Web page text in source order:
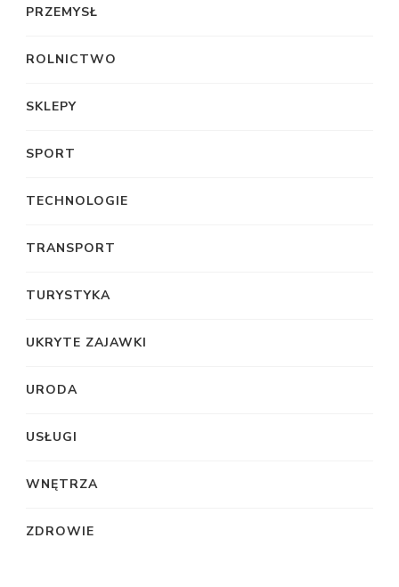
PRZEMYSŁ
ROLNICTWO
SKLEPY
SPORT
TECHNOLOGIE
TRANSPORT
TURYSTYKA
UKRYTE ZAJAWKI
URODA
USŁUGI
WNĘTRZA
ZDROWIE